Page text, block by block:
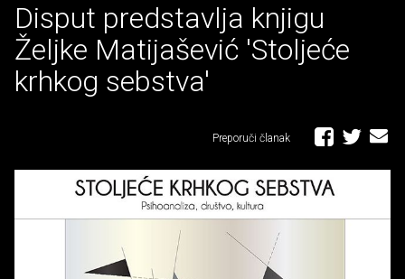
Disput predstavlja knjigu
Željke Matijašević 'Stoljeće
krhkog sebstva'
Preporuči članak